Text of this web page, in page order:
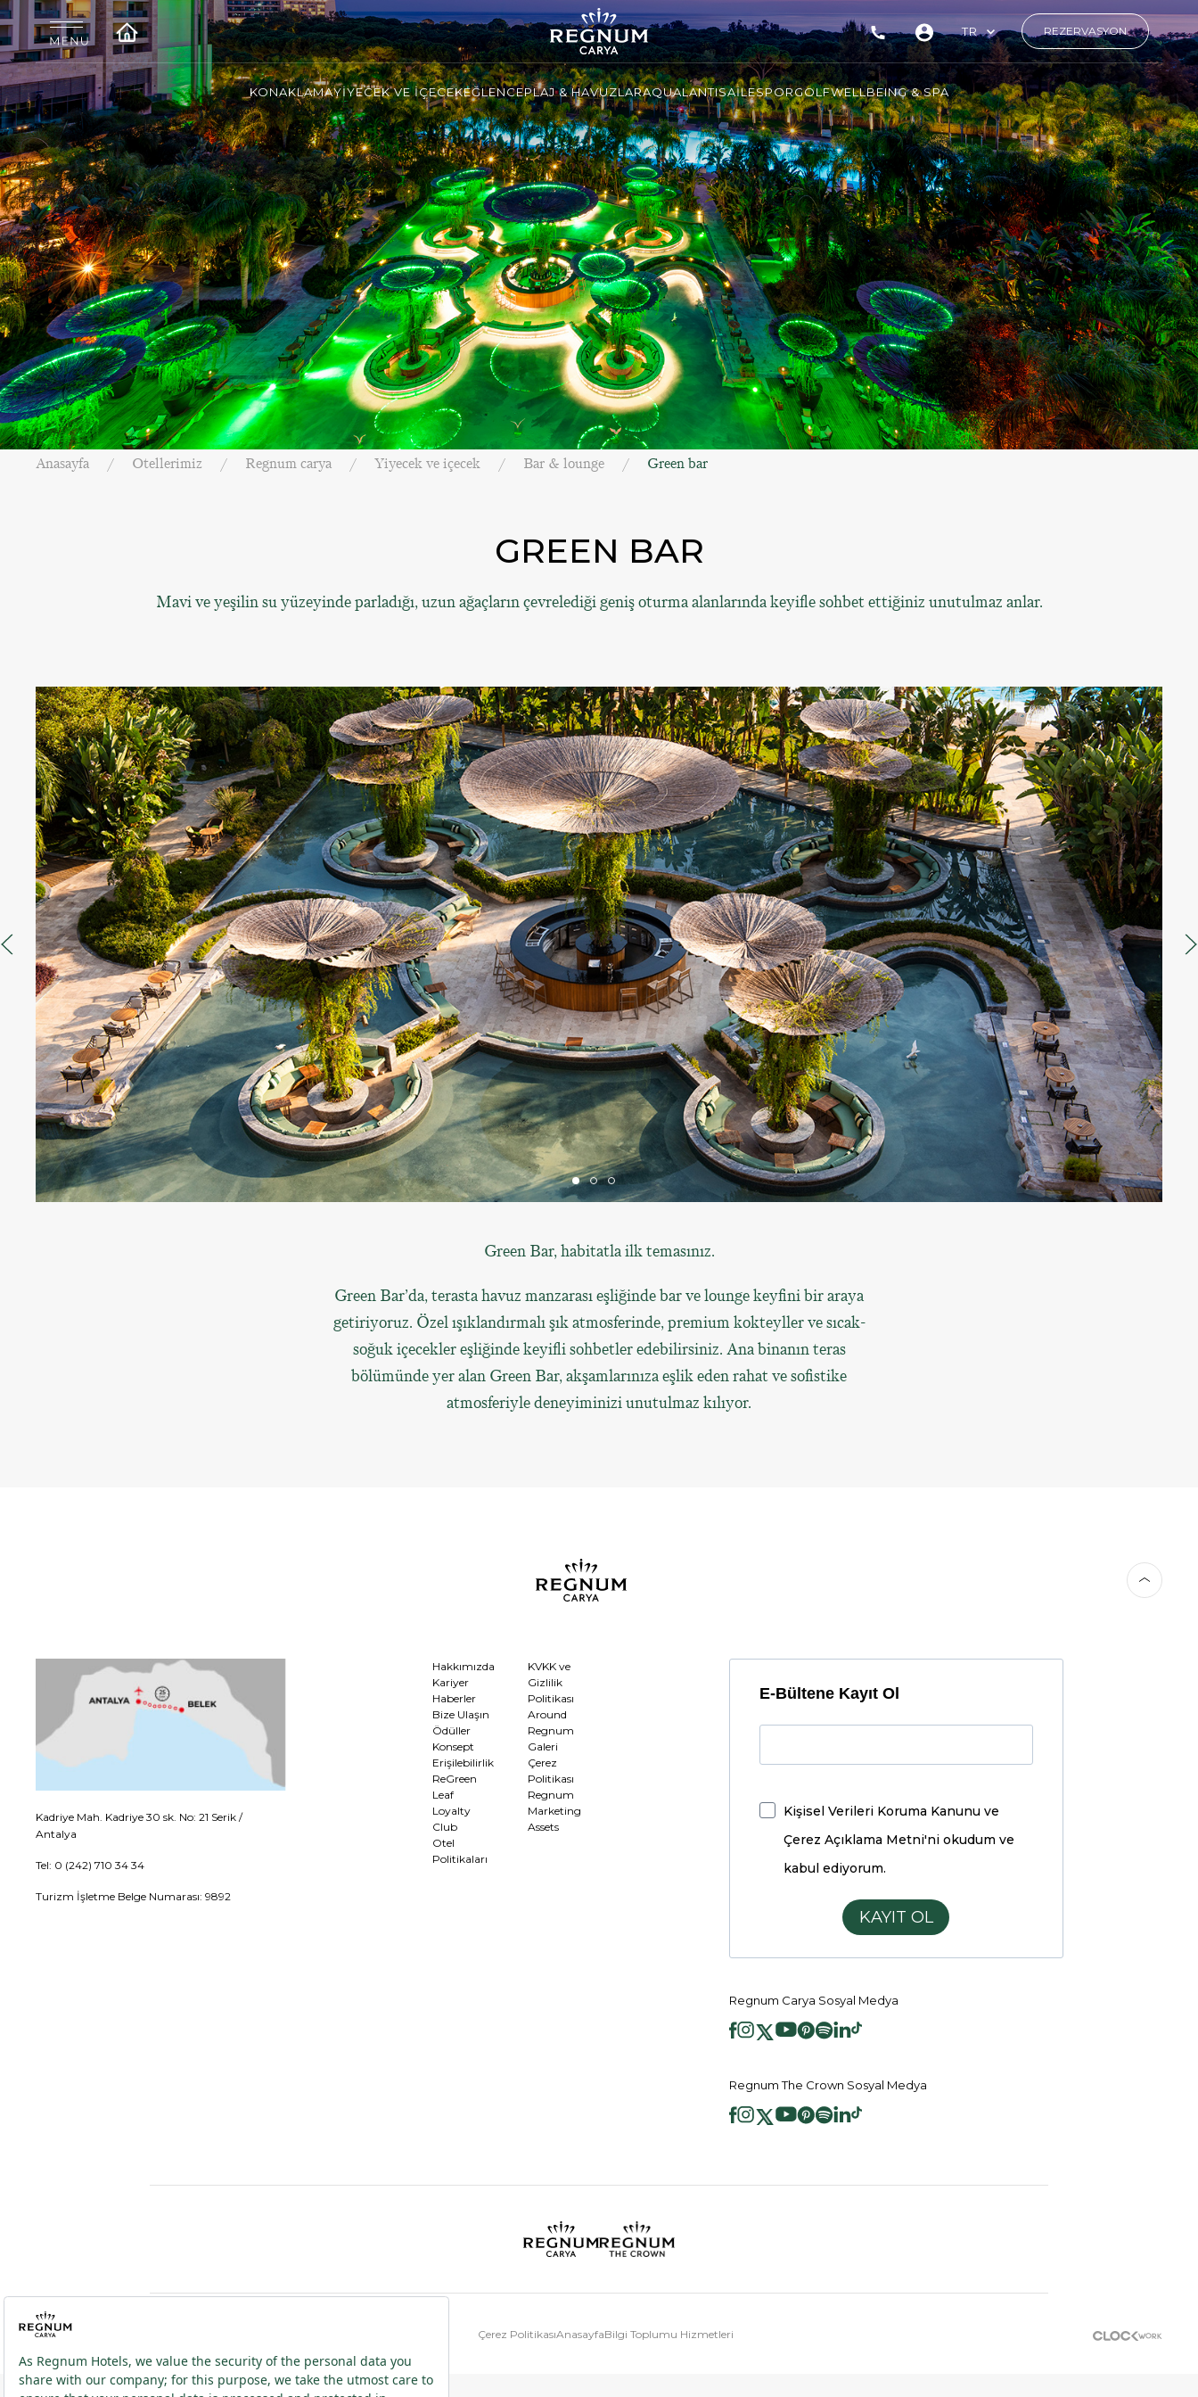
TR REZERVASYON
KONAKLAMAYİYECEK VE İÇECEKEĞLENCEPLAJ & HAVUZLARAQUALANTISAİLESPORGOLFWELLBEING & SPA
Anasayfa Otellerimiz Regnum carya Yiyecek ve içecek Bar & lounge Green bar
GREEN BAR
Mavi ve yeşilin su yüzeyinde parladığı, uzun ağaçların çevrelediği geniş oturma alanlarında keyifle sohbet ettiğiniz unutulmaz anlar.
Green Bar, habitatla ilk temasınız.
Green Bar’da, terasta havuz manzarası eşliğinde bar ve lounge keyfini bir araya
getiriyoruz. Özel ışıklandırmalı şık atmosferinde, premium kokteyller ve sıcak-
soğuk içecekler eşliğinde keyifli sohbetler edebilirsiniz. Ana binanın teras
bölümünde yer alan Green Bar, akşamlarınıza eşlik eden rahat ve sofistike
atmosferiyle deneyiminizi unutulmaz kılıyor.
Kadriye Mah. Kadriye 30 sk. No: 21 Serik /
Antalya
Tel: 0 (242) 710 34 34
Turizm İşletme Belge Numarası: 9892
Hakkımızda
Kariyer
Haberler
Bize Ulaşın
Ödüller
Konsept
Erişilebilirlik
ReGreen
Leaf
Loyalty
Club
Otel
Politikaları
KVKK ve
Gizlilik
Politikası
Around
Regnum
Galeri
Çerez
Politikası
Regnum
Marketing
Assets
E-Bültene Kayıt Ol
Kişisel Verileri Koruma Kanunu ve
Çerez Açıklama Metni'ni okudum ve
kabul ediyorum.
KAYIT OL
Regnum Carya Sosyal Medya
Regnum The Crown Sosyal Medya
2026 ® Regnum Hotels. Tüm hakları saklıdır. Çerez PolitikasıAnasayfaBilgi Toplumu Hizmetleri